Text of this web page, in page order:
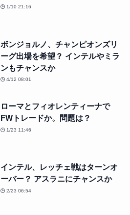
1/10 21:16
ボンジョルノ、チャンピオンズリ
ーグ出場を希望？ インテルやミラ
ンもチャンスか
4/12 08:01
ローマとフィオレンティーナで
FWトレードか。問題は？
1/23 11:46
インテル、レッチェ戦はターンオ
ーバー？ アスラニにチャンスか
2/23 06:54